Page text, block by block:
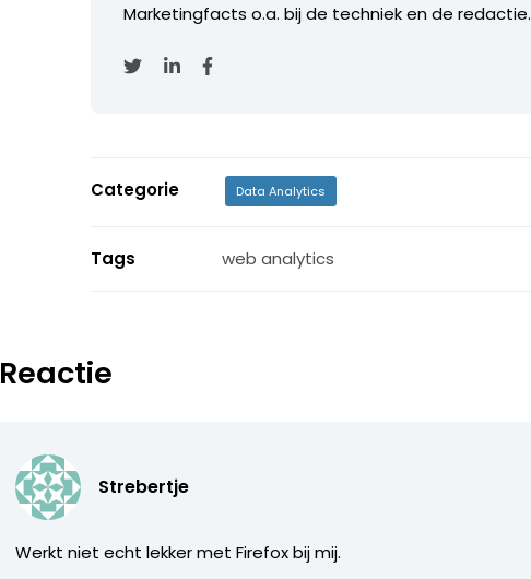
Marketingfacts o.a. bij de techniek en de redactie.
Categorie Data Analytics
Tags web analytics
Reactie
Strebertje
Werkt niet echt lekker met Firefox bij mij.